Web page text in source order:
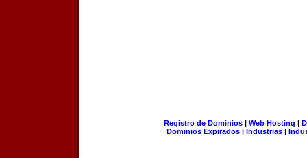
Registro de Dominios| Web Hosting |
Dominios Expirados | Industrias |